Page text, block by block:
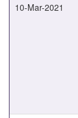
10-Mar-2021